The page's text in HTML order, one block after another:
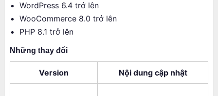
WordPress 6.4 trở lên
WooCommerce 8.0 trở lên
PHP 8.1 trở lên
Những thay đổi
Version Nội dung cập nhật